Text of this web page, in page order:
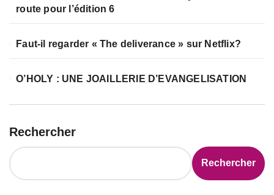
route pour l’édition 6
Faut-il regarder « The deliverance » sur Netflix?
O’HOLY : UNE JOAILLERIE D’EVANGELISATION
Rechercher
Rechercher